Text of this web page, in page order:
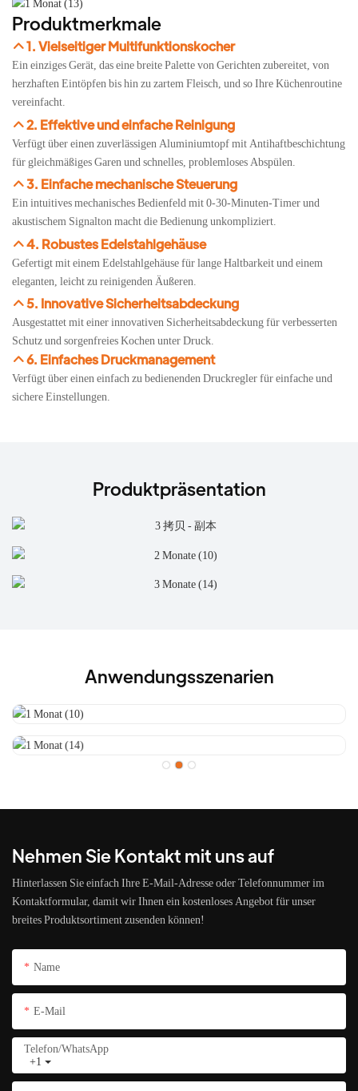
Produktmerkmale
1. Vielseitiger Multifunktionskocher
Ein einziges Gerät, das eine breite Palette von Gerichten zubereitet, von
herzhaften Eintöpfen bis hin zu zartem Fleisch, und so Ihre Küchenroutine
vereinfacht.
2. Effektive und einfache Reinigung
Verfügt über einen zuverlässigen Aluminiumtopf mit Antihaftbeschichtung
für gleichmäßiges Garen und schnelles, problemloses Abspülen.
3. Einfache mechanische Steuerung
Ein intuitives mechanisches Bedienfeld mit 0-30-Minuten-Timer und
akustischem Signalton macht die Bedienung unkompliziert.
4. Robustes Edelstahlgehäuse
Gefertigt mit einem Edelstahlgehäuse für lange Haltbarkeit und einem
eleganten, leicht zu reinigenden Äußeren.
5. Innovative Sicherheitsabdeckung
Ausgestattet mit einer innovativen Sicherheitsabdeckung für verbesserten
Schutz und sorgenfreies Kochen unter Druck.
6. Einfaches Druckmanagement
Verfügt über einen einfach zu bedienenden Druckregler für einfache und
sichere Einstellungen.
Produktpräsentation
Anwendungsszenarien
Nehmen Sie Kontakt mit uns auf
Hinterlassen Sie einfach Ihre E-Mail-Adresse oder Telefonnummer im
Kontaktformular, damit wir Ihnen ein kostenloses Angebot für unser
breites Produktsortiment zusenden können!
Name
E-Mail
+1
Telefon/WhatsApp